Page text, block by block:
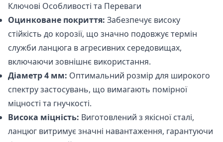
Ключові Особливості та Переваги
Оцинковане покриття: Забезпечує високу
стійкість до корозії, що значно подовжує термін
служби ланцюга в агресивних середовищах,
включаючи зовнішнє використання.
Діаметр 4 мм: Оптимальний розмір для широкого
спектру застосувань, що вимагають помірної
міцності та гнучкості.
Висока міцність: Виготовлений з якісної сталі,
ланцюг витримує значні навантаження, гарантуючи